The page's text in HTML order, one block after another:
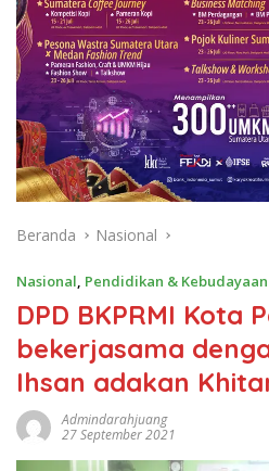
Beranda Nasional
Nasional, Pendidikan & Kebudayaan
DPD BKPRMI Kota
bekerjasama
Ihsan adakan
Admindarahjuang
27 September 2021